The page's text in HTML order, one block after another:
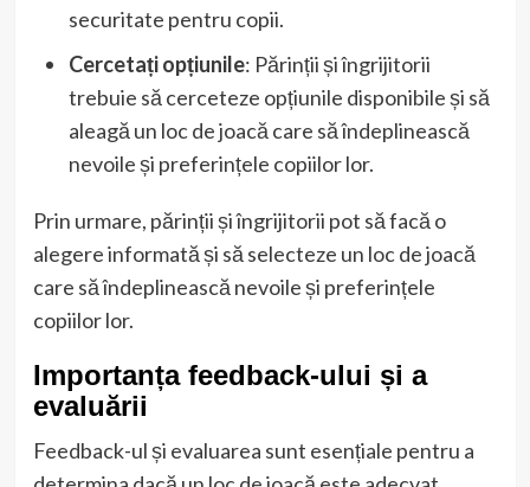
securitate pentru copii.
Cercetați opțiunile: Părinții și îngrijitorii
trebuie să cerceteze opțiunile disponibile și să
aleagă un loc de joacă care să îndeplinească
nevoile și preferințele copiilor lor.
Prin urmare, părinții și îngrijitorii pot să facă o
alegere informată și să selecteze un loc de joacă
care să îndeplinească nevoile și preferințele
copiilor lor.
Importanța feedback-ului și a
evaluării
Feedback-ul și evaluarea sunt esențiale pentru a